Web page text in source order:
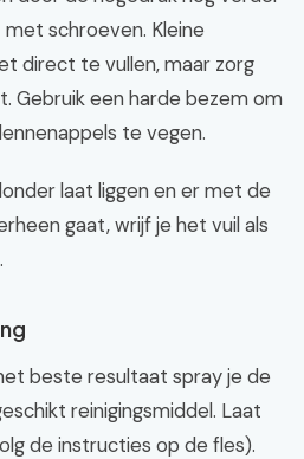
schroeven. Kleine
direct te vullen, maar zorg
Gebruik een harde bezem om
te vegen.
laat liggen en er met de
gaat, wrijf je het vuil als
beste resultaat spray je de
reinigingsmiddel. Laat
de instructies op de fles).